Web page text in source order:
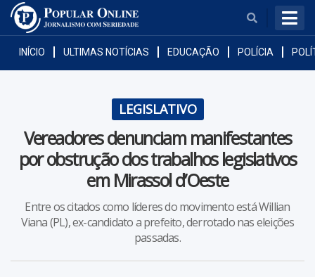
Araputanga
Cáceres
INÍCIO ULTIMAS NOTÍCIAS EDUCAÇÃO POLÍCIA
LEGISLATIVO
Vereadores denunciam manifestantes
por obstrução dos trabalhos legislativos
em Mirassol d’Oeste
Entre os citados como líderes do movimento está Willian
Viana (PL), ex-candidato a prefeito, derrotado nas eleições
passadas.